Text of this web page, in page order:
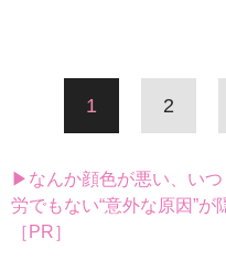
1 2
▶なんか顔色が悪い、い
労でもない“意外な原因”が
［PR］